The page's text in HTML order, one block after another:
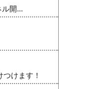
ル開...
けます！